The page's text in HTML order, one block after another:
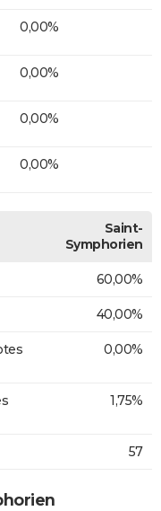
0,00%
0,00%
0,00%
0,00%
Saint-
Symphorien
60,00%
40,00%
0,00%
1,75%
57